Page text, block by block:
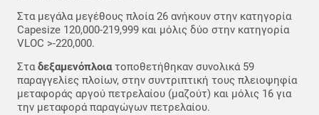
Στα μεγάλα μεγέθους πλοία 26 ανήκουν στην κατηγορία
Capesize 120,000-219,999 και μόλις δύο στην κατηγορία
VLOC >-220,000.
Σταδεξαμενόπλοιατοποθετήθηκαν συνολικά 59
παραγγελίες πλοίων, στην συντριπτική τους πλειοψηφία
μεταφοράς αργού πετρελαίου (μαζούτ) και μόλις 16 για
την μεταφορά παραγώγων πετρελαίου.